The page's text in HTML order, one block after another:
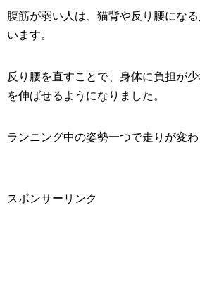
腹筋が弱い人は、猫背や反り腰にな
います。
反り腰を直すことで、身体に負担が
を伸ばせるようになりました。
ランニング中の姿勢一つで走りが変わ
スポンサーリンク